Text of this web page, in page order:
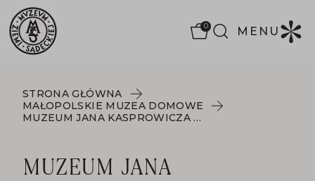
0 MENU
STRONA GŁÓWNA
MAŁOPOLSKIE MUZEA DOMOWE
MUZEUM JANA KASPROWICZA NA HARENDZIE W ZAKOPANEM
MUZEUM JANA